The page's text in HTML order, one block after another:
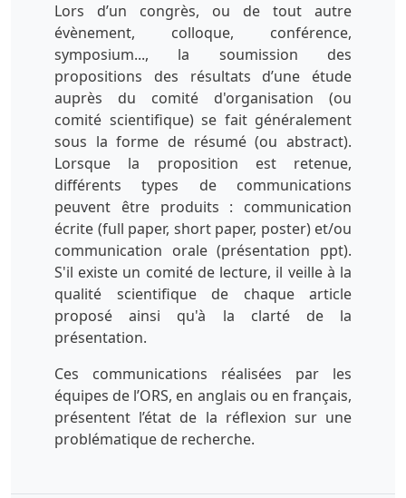
Lors d’un congrès, ou de tout autre
évènement, colloque, conférence,
symposium..., la soumission des
propositions des résultats d’une étude
auprès du comité d'organisation (ou
comité scientifique) se fait généralement
sous la forme de résumé (ou abstract).
Lorsque la proposition est retenue,
différents types de communications
peuvent être produits : communication
écrite (full paper, short paper, poster) et/ou
communication orale (présentation ppt).
S'il existe un comité de lecture, il veille à la
qualité scientifique de chaque article
proposé ainsi qu'à la clarté de la
présentation.
Ces communications réalisées par les
équipes de l’ORS, en anglais ou en français,
présentent l’état de la réflexion sur une
problématique de recherche.